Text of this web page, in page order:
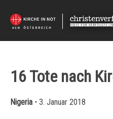
16 Tote nach
Nigeria - 3. Januar 2018